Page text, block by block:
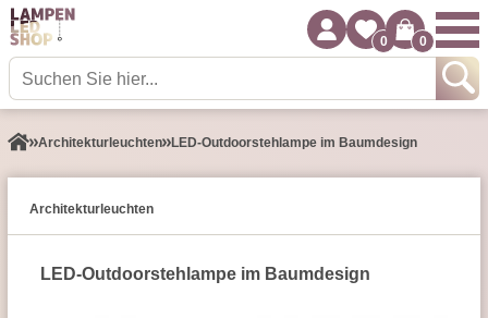
0 0
Architektur­leuchten LED-Outdoorstehlampe im Baumdesign
Architektur­leuchten
LED-Outdoorstehlampe im Baumdesign